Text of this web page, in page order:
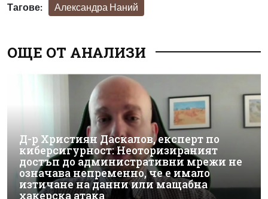
Тагове: Александра Наний
ОЩЕ ОТ АНАЛИЗИ
Д-р Християн Даскалов, експерт по
киберсигурност: Неоторизираният
достъп до административни мрежи не
означава непременно, че е имало
изтичане на данни или мащабна
хакерска атака